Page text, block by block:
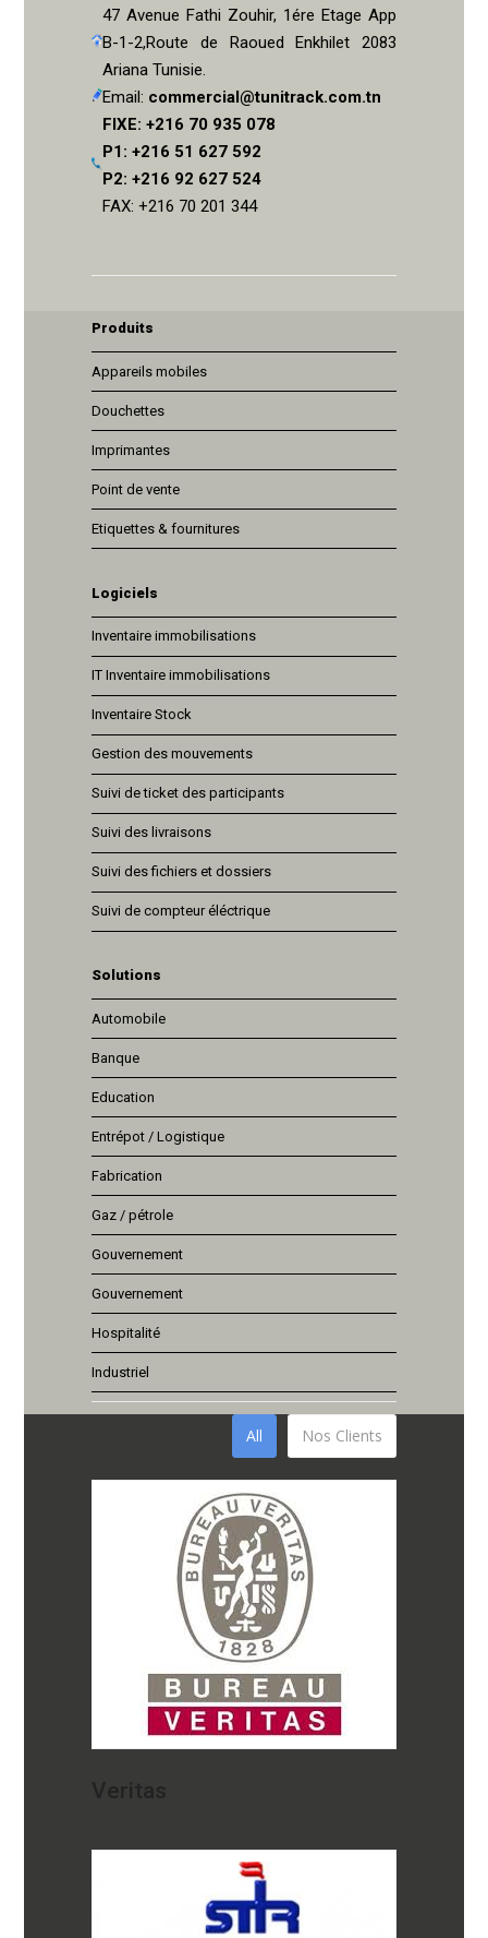
47 Avenue Fathi Zouhir, 1ére Etage App
B-1-2,Route de Raoued Enkhilet 2083
Ariana Tunisie.
Email: commercial@tunitrack.com.tn
FIXE: +216 70 935 078
P1: +216 51 627 592
P2: +216 92 627 524
FAX: +216 70 201 344
Produits
Appareils mobiles
Douchettes
Imprimantes
Point de vente
Etiquettes & fournitures
Logiciels
Inventaire immobilisations
IT Inventaire immobilisations
Inventaire Stock
Gestion des mouvements
Suivi de ticket des participants
Suivi des livraisons
Suivi des fichiers et dossiers
Suivi de compteur éléctrique
Solutions
Automobile
Banque
Education
Entrépot / Logistique
Fabrication
Gaz / pétrole
Gouvernement
Gouvernement
Hospitalité
Industriel
All Nos Clients
Veritas